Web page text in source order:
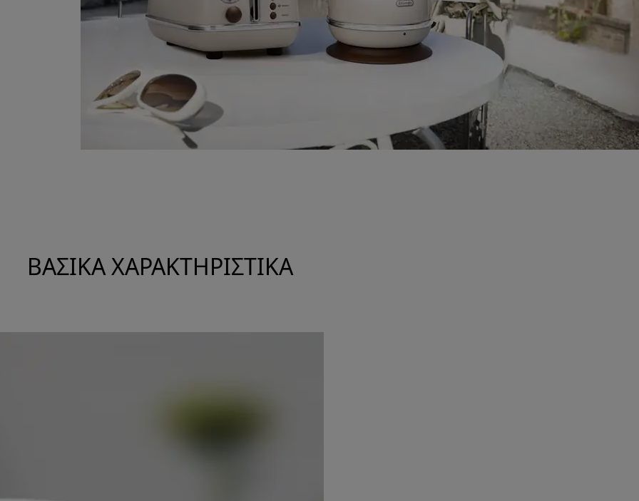
ΒΑΣΙΚΆ ΧΑΡΑΚΤΗΡΙΣΤΙΚΆ